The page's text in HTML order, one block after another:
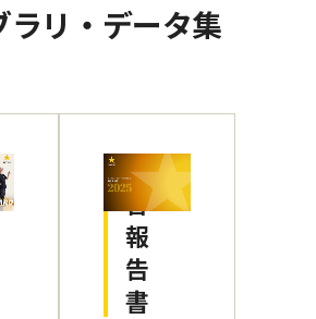
ラリ・データ集
統
合
報
告
書